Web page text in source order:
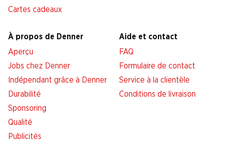
Cartes cadeaux
À propos de Denner
Aperçu
Jobs chez Denner
Indépendant grâce à Denner
Durabilité
Sponsoring
Qualité
Publicités
Aide et contact
FAQ
Formulaire de contact
Service à la clientèle
Conditions de livraison